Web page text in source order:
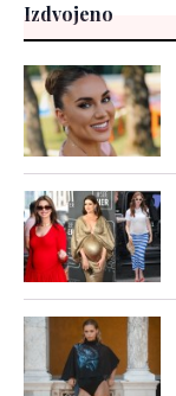
Izdvojeno